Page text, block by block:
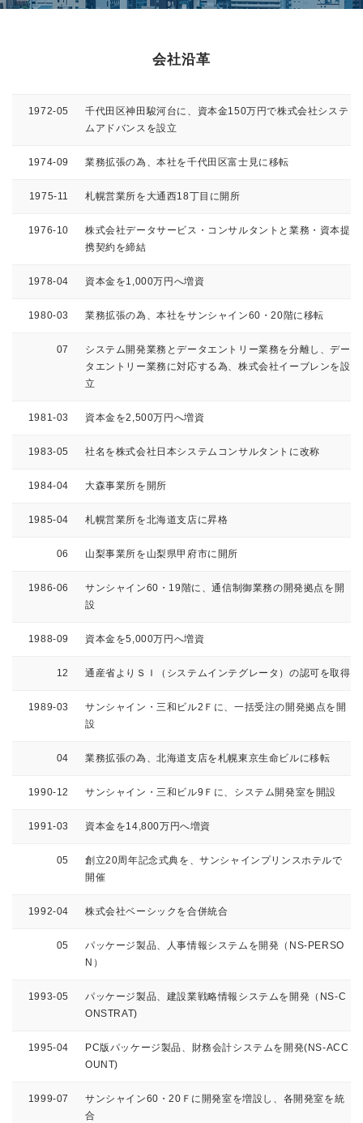
会社沿革
1972-05
千代田区神田駿河台に、資本金150万円で株式会社システ
ムアドバンスを設立
1974-09 業務拡張の為、本社を千代田区富士見に移転
1975-11 札幌営業所を大通西18丁目に開所
1976-10
株式会社データサービス・コンサルタントと業務・資本提
携契約を締結
1978-04 資本金を1,000万円へ増資
1980-03 業務拡張の為、本社をサンシャイン60・20階に移転
07
システム開発業務とデータエントリー業務を分離し、デー
タエントリー業務に対応する為、株式会社イーブレンを設
立
1981-03 資本金を2,500万円へ増資
1983-05 社名を株式会社日本システムコンサルタントに改称
1984-04 大森事業所を開所
1985-04 札幌営業所を北海道支店に昇格
06 山梨事業所を山梨県甲府市に開所
1986-06
サンシャイン60・19階に、通信制御業務の開発拠点を開
設
1988-09 資本金を5,000万円へ増資
12 通産省よりＳＩ（システムインテグレータ）の認可を取得
1989-03
サンシャイン・三和ビル2Ｆに、一括受注の開発拠点を開
設
04 業務拡張の為、北海道支店を札幌東京生命ビルに移転
1990-12 サンシャイン・三和ビル9Ｆに、システム開発室を開設
1991-03 資本金を14,800万円へ増資
05
創立20周年記念式典を、サンシャインプリンスホテルで
開催
1992-04 株式会社ベーシックを合併統合
05
パッケージ製品、人事情報システムを開発（NS-PERSO
N）
1993-05
パッケージ製品、建設業戦略情報システムを開発（NS-C
ONSTRAT)
1995-04
PC版パッケージ製品、財務会計システムを開発(NS-ACC
OUNT)
1999-07
サンシャイン60・20Ｆに開発室を増設し、各開発室を統
合